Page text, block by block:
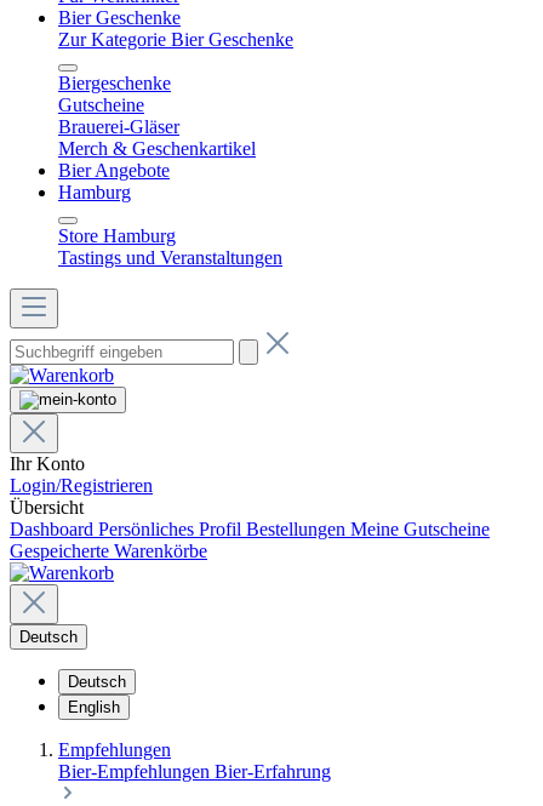
Bier Geschenke
Zur Kategorie Bier Geschenke
Biergeschenke
Gutscheine
Brauerei-Gläser
Merch & Geschenkartikel
Bier Angebote
Hamburg
Store Hamburg
Tastings und Veranstaltungen
Ihr Konto
Login/Registrieren
Übersicht
Dashboard Persönliches Profil Bestellungen Meine Gutscheine
Gespeicherte Warenkörbe
Deutsch
Deutsch
English
Empfehlungen
Bier-Empfehlungen Bier-Erfahrung